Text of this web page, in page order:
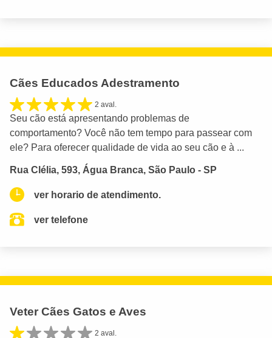
Cães Educados Adestramento
2 aval.
Seu cão está apresentando problemas de
comportamento? Você não tem tempo para passear com
ele? Para oferecer qualidade de vida ao seu cão e à ...
Rua Clélia, 593, Água Branca, São Paulo - SP
ver horario de atendimento.
ver telefone
Veter Cães Gatos e Aves
2 aval.